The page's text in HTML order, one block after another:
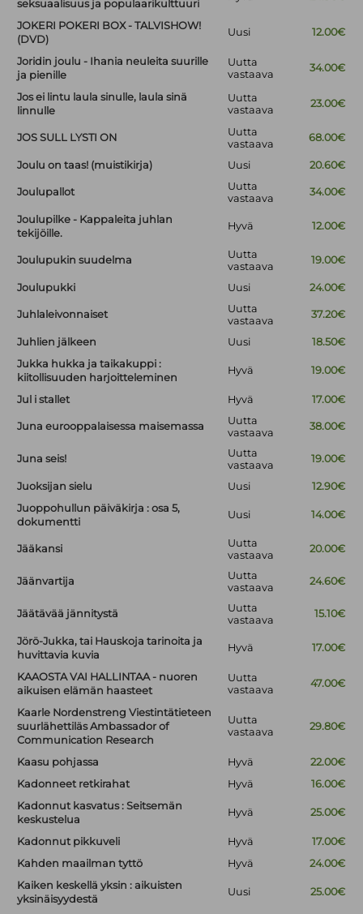
seksuaalisuus ja populaarikulttuuri
JOKERI POKERI BOX - TALVISHOW!
(DVD)
Uusi 12.00€
Joridin joulu - Ihania neuleita suurille
ja pienille
Uutta
vastaava
34.00€
Jos ei lintu laula sinulle, laula sinä
linnulle
Uutta
vastaava
23.00€
JOS SULL LYSTI ON
Uutta
vastaava
68.00€
Joulu on taas! (muistikirja) Uusi 20.60€
Joulupallot
Uutta
vastaava
34.00€
Joulupilke - Kappaleita juhlan
tekijöille.
Hyvä 12.00€
Joulupukin suudelma
Uutta
vastaava
19.00€
Joulupukki Uusi 24.00€
Juhlaleivonnaiset
Uutta
vastaava
37.20€
Juhlien jälkeen Uusi
18.50€
Jukka hukka ja taikakuppi :
kiitollisuuden harjoitteleminen
Hyvä 19.00€
Jul i stallet Hyvä 17.00€
Juna eurooppalaisessa maisemassa
Uutta
vastaava
38.00€
Juna seis!
Uutta
vastaava
19.00€
Juoksijan sielu Uusi
12.90€
Juoppohullun päiväkirja : osa 5,
dokumentti
Uusi 14.00€
Jääkansi
Uutta
vastaava
20.00€
Jäänvartija
Uutta
vastaava
24.60€
Jäätävää jännitystä
Uutta
vastaava
15.10€
Jörö-Jukka, tai Hauskoja tarinoita ja
huvittavia kuvia
Hyvä 17.00€
KAAOSTA VAI HALLINTAA - nuoren
aikuisen elämän haasteet
Uutta
vastaava
47.00€
Kaarle Nordenstreng Viestintätieteen
suurlähettiläs Ambassador of
Communication Research
Uutta
vastaava
29.80€
Kaasu pohjassa Hyvä
22.00€
Kadonneet retkirahat
Hyvä
16.00€
Kadonnut kasvatus : Seitsemän
keskustelua
Hyvä 25.00€
Kadonnut pikkuveli Hyvä
17.00€
Kahden maailman tyttö
Hyvä
24.00€
Kaiken keskellä yksin : aikuisten
yksinäisyydestä
Uusi 25.00€